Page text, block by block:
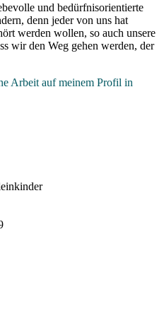
und bedürfnisorientierte
denn jeder von uns hat
werden wollen, so auch unsere
wir den Weg gehen werden, der
Arbeit auf meinem Profil in